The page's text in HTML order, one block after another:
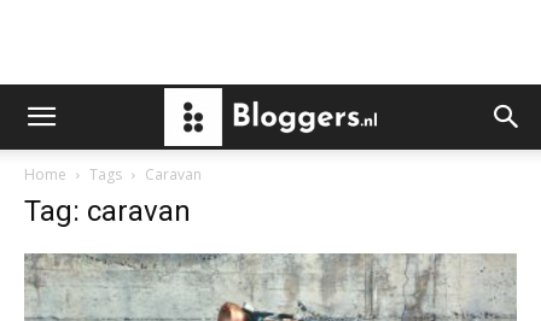
Home Tags Caravan
Tag: caravan